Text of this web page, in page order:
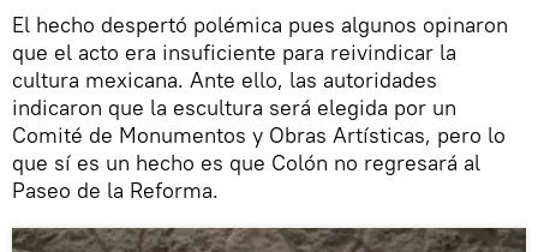
El hecho despertó polémica pues algunos opinaron
que el acto era insuficiente para reivindicar la
cultura mexicana. Ante ello, las autoridades
indicaron que la escultura será elegida por un
Comité de Monumentos y Obras Artísticas, pero lo
que sí es un hecho es que Colón no regresará al
Paseo de la Reforma.